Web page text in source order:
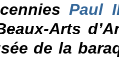
Paul
Arts
de la